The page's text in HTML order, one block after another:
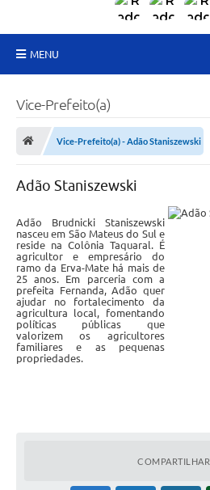
MENU
A Cidade
Transparência
Secretarias
Turismo
Ouvidoria
A Prefeitura
Editais
INOVA_SÃO MATEUS DO SUL
Vice-Prefeito(a)
Vice-Prefeito(a) - Adão Staniszewski
Adão Staniszewski
Adão Brudnicki Staniszewski
nasceu em São Mateus do Sul e
reside na Colônia Taquaral. É
agricultor e empresário do
ramo da Erva-Mate há mais de
25 anos. Em parceria com a
prefeita Fernanda, Adão quer
ajudar no fortalecimento da
agricultura local, fomentando
políticas públicas que
valorizem os agricultores
familiares e as pequenas
propriedades.
COMPARTILHAR